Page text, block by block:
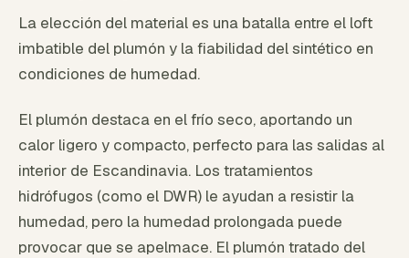
La elección del material es una batalla entre el loft
imbatible del plumón y la fiabilidad del sintético en
condiciones de humedad.
El plumón destaca en el frío seco, aportando un
calor ligero y compacto, perfecto para las salidas al
interior de Escandinavia. Los tratamientos
hidrófugos (como el DWR) le ayudan a resistir la
humedad, pero la humedad prolongada puede
provocar que se apelmace. El plumón tratado del